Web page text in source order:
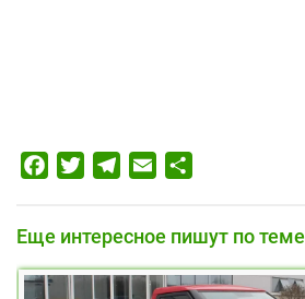
FacebookTwitterTelegram
Email
Еще интересное пишут по теме